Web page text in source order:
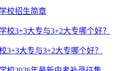
校招生简章
3+3大专与3+2大专哪个好？